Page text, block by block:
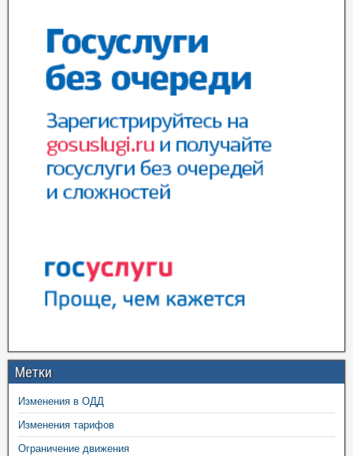
Метки
Изменения в ОДД
Изменения тарифов
Ограничение движения